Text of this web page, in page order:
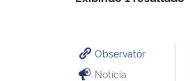
Observatór
Notícia